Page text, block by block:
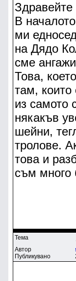
Здравейте
В
ми
на Дядо
сме
Това,
там, които
из самото
някакъв
шейни,
тролове.
това и
съм много
Тема
Автор
Публикувано